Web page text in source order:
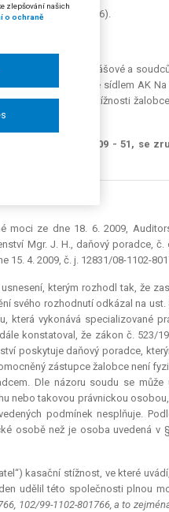
(sp. zn. Pl. ÚS-st 1/96).
JUDr. Lenky Matyášové a
Srncem, se sídlem AK
v řízení o kasační stížnosti
č. j. 22 Ca 186/2009 - 51, se
moci ze dne 18. 6. 2009,
Mgr. J. H., daňový poradce,
15. 4. 2009, č. j. 12831/08-1102-
kterým rozhodl tak, že
svého rozhodnutí odkázal na
která vykonává specializované
konstatoval, že zákon č. 523/
poskytuje daňový poradce,
zástupce žalobce není
Dle názoru soudu se
nebo takovou právnickou
podmínek nesplňuje.
osobě než je osoba uvedená v
kasační stížnost, ve které
udělil této společnosti plnou
102/99-1102-801766, a to
zlepšování našich
o ochraně